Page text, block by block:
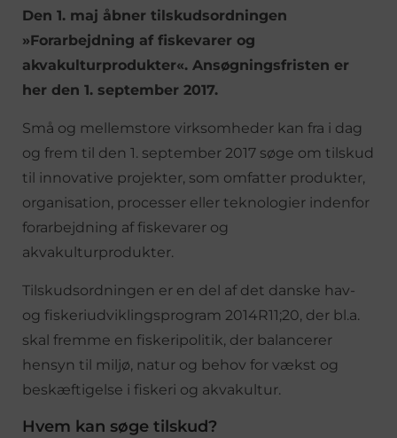
Den 1. maj åbner tilskudsordningen
»Forarbejdning af fiskevarer og
akvakulturprodukter«. Ansøgningsfristen er
her den 1. september 2017.
Små og mellemstore virksomheder kan fra i dag
og frem til den 1. september 2017 søge om tilskud
til innovative projekter, som omfatter produkter,
organisation, processer eller teknologier indenfor
forarbejdning af fiskevarer og
akvakulturprodukter.
Tilskudsordningen er en del af det danske hav-
og fiskeriudviklingsprogram 2014R11;20, der bl.a.
skal fremme en fiskeripolitik, der balancerer
hensyn til miljø, natur og behov for vækst og
beskæftigelse i fiskeri og akvakultur.
Hvem kan søge tilskud?